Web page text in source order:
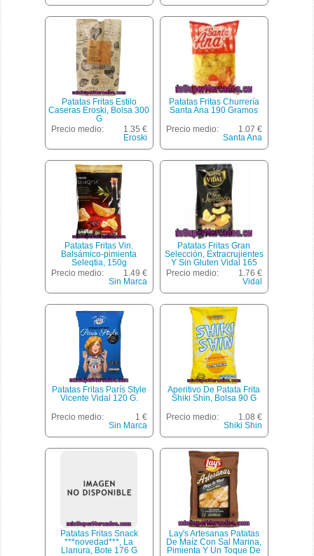
Patatas Fritas Estilo
Caseras Eroski, Bolsa 300
G
Precio medio:
1.35 €
Eroski
Patatas Fritas Churrería
Santa Ana 190 Gramos
Precio medio:
1.07 €
Santa Ana
Patatas Fritas Vin.
Balsámico-pimienta
Seleqtia, 150g
Precio medio:
1.49 €
Sin Marca
Patatas Fritas Gran
Selección, Extracrujientes
Y Sin Gluten Vidal 165
Gramos
Precio medio:
1.76 €
Vidal
Patatas Fritas París Style
Vicente Vidal 120 G.
Precio medio:
1 €
Sin Marca
Aperitivo De Patata Frita
Shiki Shin, Bolsa 90 G
Precio medio:
1.08 €
Shiki Shin
Patatas Fritas Snack
***novedad***, La
Llanura, Bote 176 G
Lay's Artesanas Patatas
De Maíz Con Sal Marina,
Pimienta Y Un Toque De